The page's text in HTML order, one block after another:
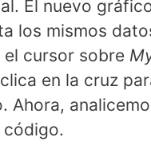
El nuevo
los mismos
el cursor sobre
en la cruz
Ahora,
código.